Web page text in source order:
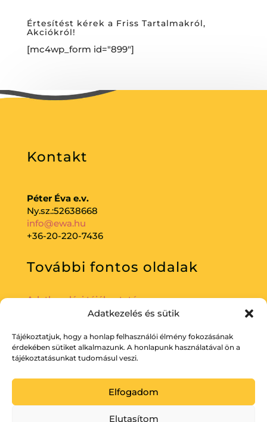
Adatkezelés és sütik
Tájékoztatjuk, hogy a honlap felhasználói élmény fokozásának
érdekében sütiket alkalmazunk. A honlapunk használatával ön a
tájékoztatásunkat tudomásul veszi.
Elfogadom
Elutasítom
Értesítést kérek a Friss Tartalmakról,
Akciókról!
[mc4wp_form id="899"]
Kontakt
Péter Éva e.v.
Ny.sz.:52638668
info@ewa.hu
+36-20-220-7436
További fontos oldalak
Adatkezelési tájékoztató